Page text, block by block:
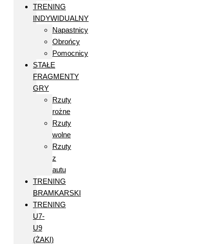
TRENING
INDYWIDUALNY
Napastnicy
Obrońcy
Pomocnicy
STAŁE
FRAGMENTY
GRY
Rzuty
rożne
Rzuty
wolne
Rzuty
z
autu
TRENING
BRAMKARSKI
TRENING
U7-
U9
(ŻAKI)